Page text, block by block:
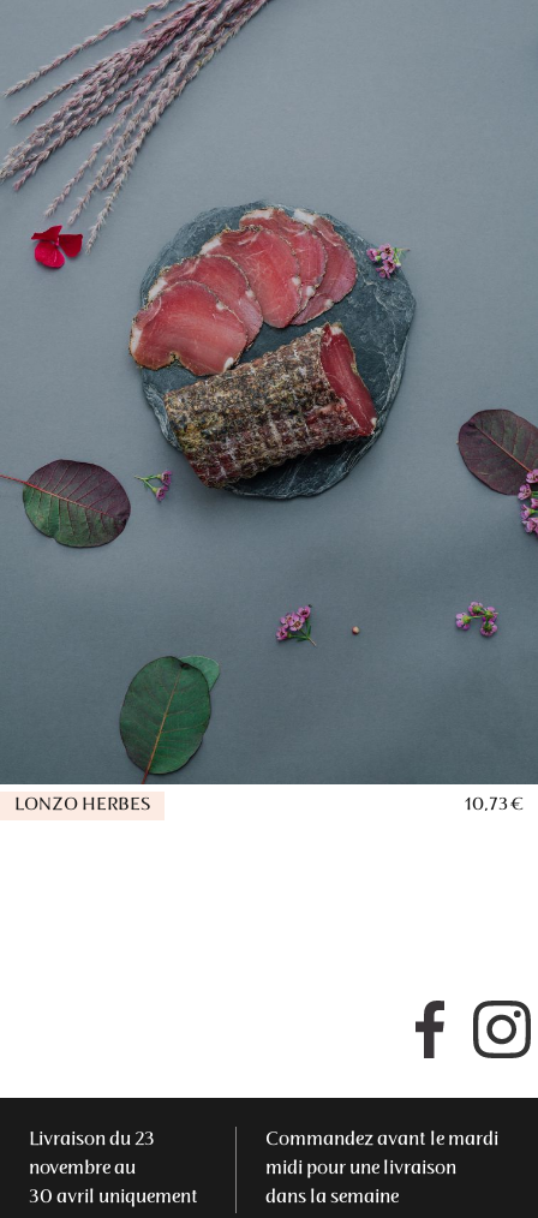
LONZO HERBES 10,73 €
Facebook
Livraison du 23
novembre au
30 avril uniquement
Commandez avant le mardi
midi pour une livraison
dans la semaine